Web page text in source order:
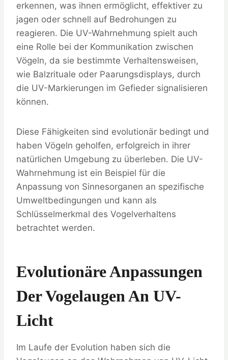
erkennen, was ihnen ermöglicht, effektiver zu
jagen oder schnell auf Bedrohungen zu
reagieren. Die UV-Wahrnehmung spielt auch
eine Rolle bei der Kommunikation zwischen
Vögeln, da sie bestimmte Verhaltensweisen,
wie Balzrituale oder Paarungsdisplays, durch
die UV-Markierungen im Gefieder signalisieren
können.
Diese Fähigkeiten sind evolutionär bedingt und
haben Vögeln geholfen, erfolgreich in ihrer
natürlichen Umgebung zu überleben. Die UV-
Wahrnehmung ist ein Beispiel für die
Anpassung von Sinnesorganen an spezifische
Umweltbedingungen und kann als
Schlüsselmerkmal des Vogelverhaltens
betrachtet werden.
Evolutionäre Anpassungen
Der Vogelaugen An UV-
Licht
Im Laufe der Evolution haben sich die